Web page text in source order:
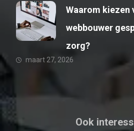
Waarom kiezen
webbouwer
zorg?
maart 27, 2026
Ook